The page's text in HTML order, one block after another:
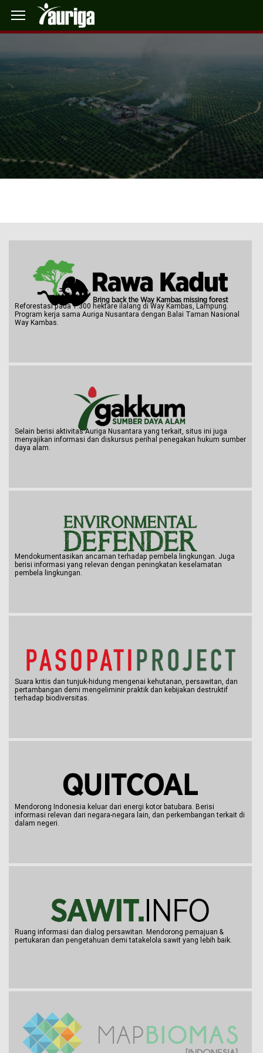
Reforestasi pada 1.300 hektare ilalang di Way Kambas, Lampung.
Program kerja sama Auriga Nusantara dengan Balai Taman Nasional
Way Kambas.
Selain berisi aktivitas Auriga Nusantara yang terkait, situs ini juga
menyajikan informasi dan diskursus perihal penegakan hukum sumber
daya alam.
Mendokumentasikan ancaman terhadap pembela lingkungan. Juga
berisi informasi yang relevan dengan peningkatan keselamatan
pembela lingkungan.
Suara kritis dan tunjuk-hidung mengenai kehutanan, persawitan, dan
pertambangan demi mengeliminir praktik dan kebijakan destruktif
terhadap biodiversitas.
Mendorong Indonesia keluar dari energi kotor batubara. Berisi
informasi relevan dari negara-negara lain, dan perkembangan terkait di
dalam negeri.
Ruang informasi dan dialog persawitan. Mendorong pemajuan &
pertukaran dan pengetahuan demi tatakelola sawit yang lebih baik.